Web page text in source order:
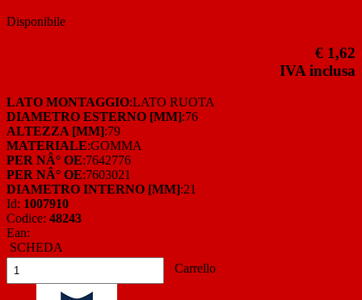
Disponibile
€ 1,62
IVA inclusa
LATO MONTAGGIO:LATO RUOTA
DIAMETRO ESTERNO [MM]:76
ALTEZZA [MM]:79
MATERIALE:GOMMA
PER NÂ° OE:7642776
PER NÂ° OE:7603021
DIAMETRO INTERNO [MM]:21
Id: 1007910
Codice: 48243
Ean:
SCHEDA
Carrello